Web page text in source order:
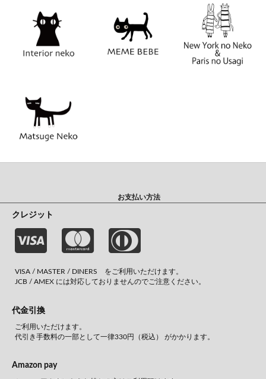
お支払い方法
クレジット
VISA / MASTER / DINERS をご利用いただけます。
JCB / AMEX には対応しておりませんのでご注意ください。
代金引換
ご利用いただけます。
代引き手数料の一部として一律330円（税込） がかかります。
Amazon pay